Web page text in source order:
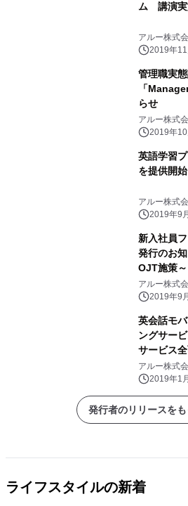
ム 講演実
アルー株式
2019年
管理職実
「
らせ
アルー株式
2019年
英語学習
を提供開始
アルー株式
2019年9
新入社員
発行のお
OJT施策～
アルー株式
2019年9
英会話モ
ングサー
サービス
リリース)
アルー株式
2019年1
発行者のリリースを
ライフスタイルの新着